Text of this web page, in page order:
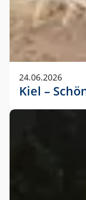
24.06.2026
Kiel –